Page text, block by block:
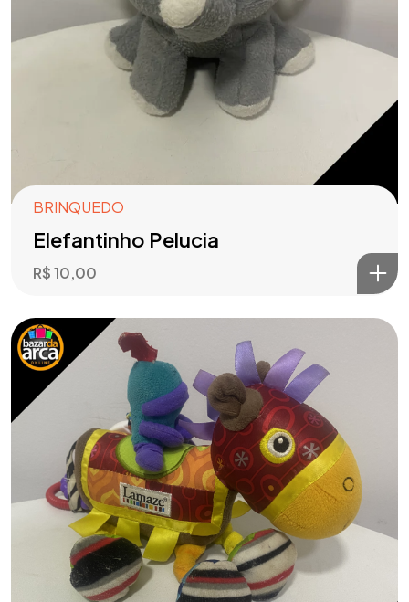
BRINQUEDO
Elefantinho Pelucia
R$10,00